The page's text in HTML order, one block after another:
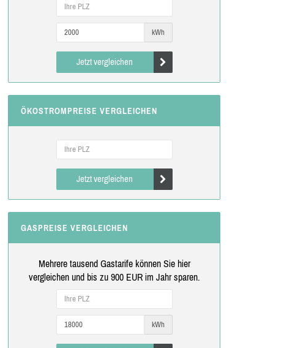
kWh
Jetzt vergleichen
ÖKOSTROMPREISE VERGLEICHEN
Jetzt vergleichen
GASPREISE VERGLEICHEN
Mehrere tausend Gastarife können Sie hier
vergleichen und bis zu 900 EUR im Jahr sparen.
kWh